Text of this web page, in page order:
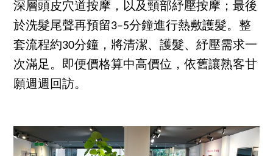
深層頭皮穴道按摩，以及頸部紓壓按摩；最後
於洗髮尾聲再預留3–5分鐘進行熱敷護髮。整
套流程約30分鐘，將清潔、護髮、紓壓需求一
次滿足。即便價格算中高價位，依舊讓熟客甘
願週週回訪。